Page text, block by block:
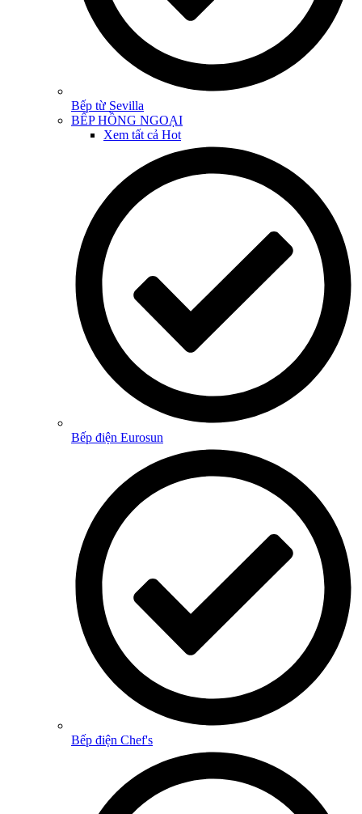
Bếp từ Sevilla
BẾP HỒNG NGOẠI
Xem tất cả Hot
Bếp điện Eurosun
Bếp điện Chef's